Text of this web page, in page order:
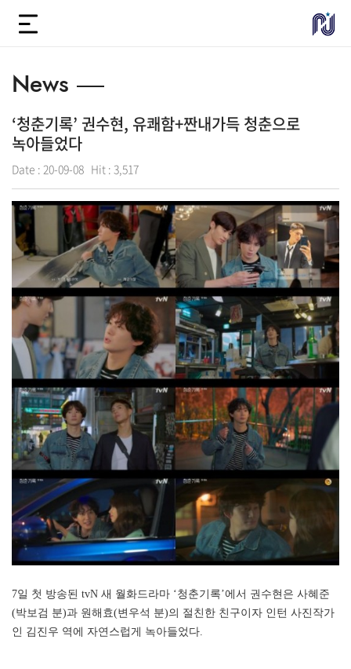
News
‘청춘기록’ 권수현, 유쾌함+짠내가득 청춘으로
녹아들었다
Date : 20-09-08 Hit : 3,517
7일 첫 방송된 tvN 새 월화드라마 ‘청춘기록’에서 권수현은 사혜준
(박보검 분)과 원해효(변우석 분)의 절친한 친구이자 인턴 사진작가
인 김진우 역에 자연스럽게 녹아들었다.